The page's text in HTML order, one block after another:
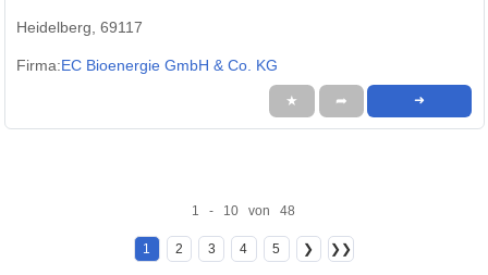
Heidelberg, 69117
Firma:EC Bioenergie GmbH & Co. KG
★ ➦ ➜
1 - 10 von 48
1 2 3 4 5 ❯ ❯❯